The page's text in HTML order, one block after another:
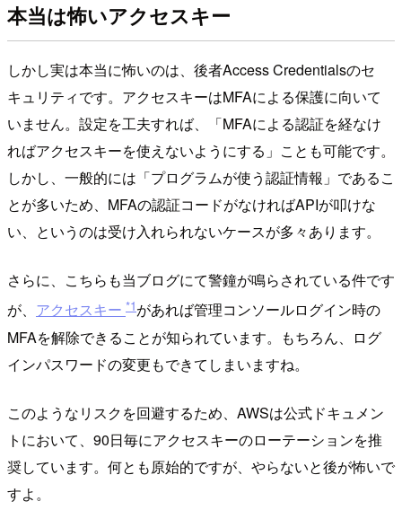
本当は怖いアクセスキー
しかし実は本当に怖いのは、後者Access Credentialsのセ
キュリティです。アクセスキーはMFAによる保護に向いて
いません。設定を工夫すれば、「MFAによる認証を経なけ
ればアクセスキーを使えないようにする」ことも可能です。
しかし、一般的には「プログラムが使う認証情報」であるこ
とが多いため、MFAの認証コードがなければAPIが叩けな
い、というのは受け入れられないケースが多々あります。
さらに、こちらも当ブログにて警鐘が鳴らされている件です
が、 アクセスキー *1があれば管理コンソールログイン時の
MFAを解除できることが知られています。もちろん、ログ
インパスワードの変更もできてしまいますね。
このようなリスクを回避するため、AWSは公式ドキュメン
トにおいて、90日毎にアクセスキーのローテーションを推
奨しています。何とも原始的ですが、やらないと後が怖いで
すよ。